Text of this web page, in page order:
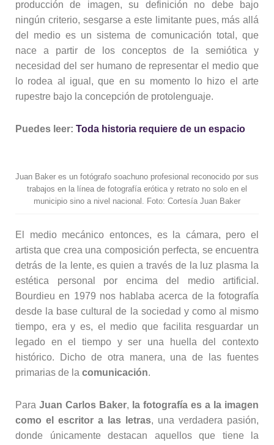
producción de imagen, su definición no debe bajo
ningún criterio, sesgarse a este limitante pues, más allá
del medio es un sistema de comunicación total, que
nace a partir de los conceptos de la semiótica y
necesidad del ser humano de representar el medio que
lo rodea al igual, que en su momento lo hizo el arte
rupestre bajo la concepción de protolenguaje.
Puedes leer: Toda historia requiere de un espacio
Juan Baker es un fotógrafo soachuno profesional reconocido por sus
trabajos en la línea de fotografía erótica y retrato no solo en el
municipio sino a nivel nacional. Foto: Cortesía Juan Baker
El medio mecánico entonces, es la cámara, pero el
artista que crea una composición perfecta, se encuentra
detrás de la lente, es quien a través de la luz plasma la
estética personal por encima del medio artificial.
Bourdieu en 1979 nos hablaba acerca de la fotografía
desde la base cultural de la sociedad y como al mismo
tiempo, era y es, el medio que facilita resguardar un
legado en el tiempo y ser una huella del contexto
histórico. Dicho de otra manera, una de las fuentes
primarias de la comunicación.
Para Juan Carlos Baker, la fotografía es a la imagen
como el escritor a las letras, una verdadera pasión,
donde únicamente destacan aquellos que tiene la